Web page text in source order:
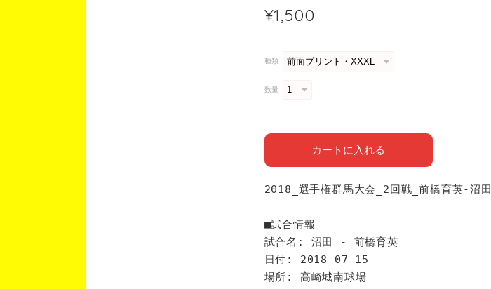
¥1,500
種類
数量
カートに入れる
2018_選手権群馬大会_2回戦_前橋育英-沼田
■試合情報
試合名: 沼田 - 前橋育英
日付: 2018-07-15
場所: 高崎城南球場